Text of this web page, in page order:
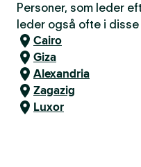
Personer, som leder
leder også ofte i disse
Cairo
Giza
Alexandria
Zagazig
Luxor